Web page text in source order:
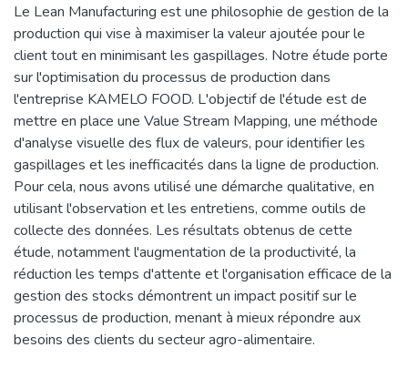
Le Lean Manufacturing est une philosophie de gestion de la
production qui vise à maximiser la valeur ajoutée pour le
client tout en minimisant les gaspillages. Notre étude porte
sur l'optimisation du processus de production dans
l'entreprise KAMELO FOOD. L'objectif de l'étude est de
mettre en place une Value Stream Mapping, une méthode
d'analyse visuelle des flux de valeurs, pour identifier les
gaspillages et les inefficacités dans la ligne de production.
Pour cela, nous avons utilisé une démarche qualitative, en
utilisant l'observation et les entretiens, comme outils de
collecte des données. Les résultats obtenus de cette
étude, notamment l'augmentation de la productivité, la
réduction les temps d'attente et l'organisation efficace de la
gestion des stocks démontrent un impact positif sur le
processus de production, menant à mieux répondre aux
besoins des clients du secteur agro-alimentaire.